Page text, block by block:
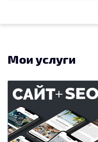
— Современный дизайн
— Реклама в Яндекс и
— Оптимизация и SEO
Стоимость разработки
Разработанные мною
https://zking.ru/
Мои услуги